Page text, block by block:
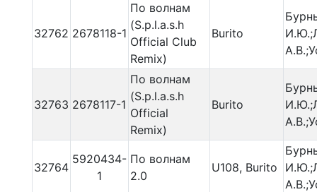
32762 2678118-1
По волнам
(S.p.l.a.s.h
Official Club
Remix)
Burito
32763 2678117-1
По волнам
(S.p.l.a.s.h
Official
Remix)
Burito
32764
5920434-
1
По волнам
2.0
U108, Burito